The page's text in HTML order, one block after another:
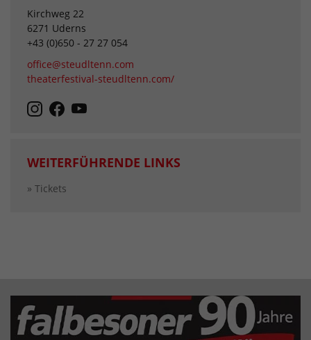
Kirchweg 22
6271 Uderns
+43 (0)650 - 27 27 054
office@steudltenn.com
theaterfestival-steudltenn.com/
WEITERFÜHRENDE LINKS
» Tickets